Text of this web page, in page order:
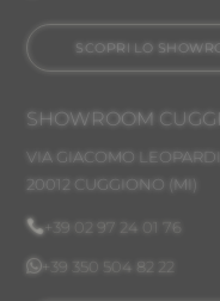
SCOPRI LO
SHOWROOM
VIA GIACOMO
20012 CUGGIONO (MI)
+39 02 97 24 01 76
+39 350 504 82 22